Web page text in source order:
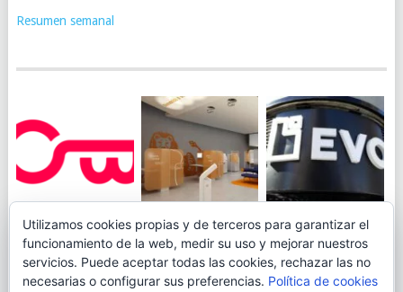
Resumen semanal
JUEGA AL
CANICÓDROMO
DIGITAL DE
OPENBANK
ING TOCA SUELO EN
LA RENTABILIDAD
DE SU CUENTA
NARANJA: 0,01% TAE
EVO BANK
PERMITIRÁ
INGRESAR DINERO
DESDE LAS OFICINAS
Utilizamos cookies propias y de terceros para garantizar el
funcionamiento de la web, medir su uso y mejorar nuestros
servicios. Puede aceptar todas las cookies, rechazar las no
necesarias o configurar sus preferencias. Política de cookies